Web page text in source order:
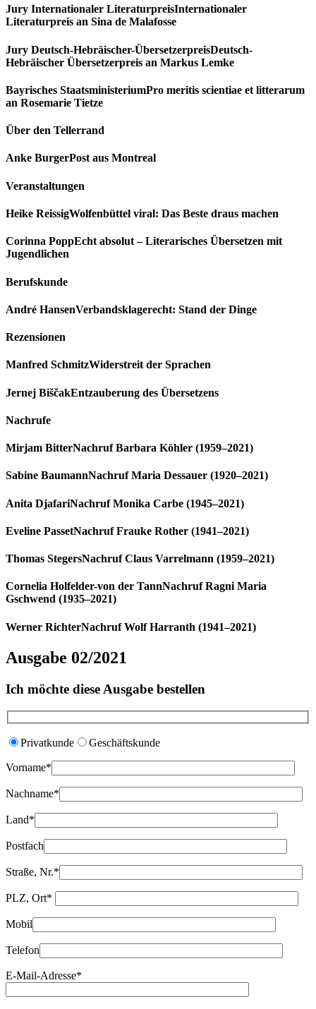
Jury Internationaler LiteraturpreisInternationaler
Literaturpreis an Sina de Malafosse
Jury Deutsch-Hebräischer-ÜbersetzerpreisDeutsch-
Hebräischer Übersetzerpreis an Markus Lemke
Bayrisches StaatsministeriumPro meritis scientiae et litterarum
an Rosemarie Tietze
Über den Tellerrand
Anke BurgerPost aus Montreal
Veranstaltungen
Heike ReissigWolfenbüttel viral: Das Beste draus machen
Corinna PoppEcht absolut – Literarisches Übersetzen mit
Jugendlichen
Berufskunde
André HansenVerbandsklagerecht: Stand der Dinge
Rezensionen
Manfred SchmitzWiderstreit der Sprachen
Jernej BiščakEntzauberung des Übersetzens
Nachrufe
Mirjam BitterNachruf Barbara Köhler (1959–2021)
Sabine BaumannNachruf Maria Dessauer (1920–2021)
Anita DjafariNachruf Monika Carbe (1945–2021)
Eveline PassetNachruf Frauke Rother (1941–2021)
Thomas StegersNachruf Claus Varrelmann (1959–2021)
Cornelia Holfelder-von der TannNachruf Ragni Maria
Gschwend (1935–2021)
Werner RichterNachruf Wolf Harranth (1941–2021)
Ausgabe 02/2021
Ich möchte diese Ausgabe bestellen
Privatkunde Geschäftskunde
Vorname*
Nachname*
Land*
Postfach
Straße, Nr.*
PLZ, Ort*
Mobil
Telefon
E-Mail-Adresse*